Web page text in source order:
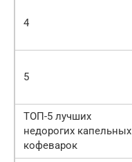
4
5
ТОП-5 лучших
недорогих капельных
кофеварок